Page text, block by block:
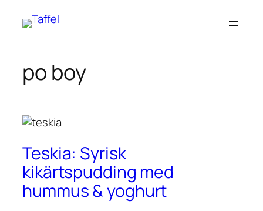
Hoppa
po boy
Teskia: Syrisk
kikärtspudding med
hummus & yoghurt